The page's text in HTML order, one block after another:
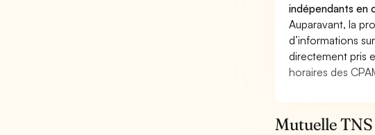
indépendants en
Auparavant, la
d’informations
directement pris
horaires des
Mutuelle